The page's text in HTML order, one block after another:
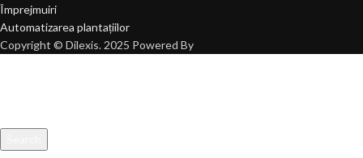
Împrejmuiri
Automatizarea plantațiilor
Copyright © Dilexis. 2025 Powered By